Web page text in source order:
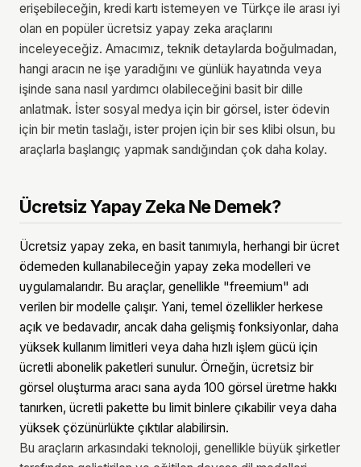
erişebileceğin, kredi kartı istemeyen ve Türkçe ile arası iyi
olan en popüler ücretsiz yapay zeka araçlarını
inceleyeceğiz. Amacımız, teknik detaylarda boğulmadan,
hangi aracın ne işe yaradığını ve günlük hayatında veya
işinde sana nasıl yardımcı olabileceğini basit bir dille
anlatmak. İster sosyal medya için bir görsel, ister ödevin
için bir metin taslağı, ister projen için bir ses klibi olsun, bu
araçlarla başlangıç yapmak sandığından çok daha kolay.
Ücretsiz Yapay Zeka Ne Demek?
Ücretsiz yapay zeka, en basit tanımıyla, herhangi bir ücret
ödemeden kullanabileceğin yapay zeka modelleri ve
uygulamalarıdır. Bu araçlar, genellikle "freemium" adı
verilen bir modelle çalışır. Yani, temel özellikler herkese
açık ve bedavadır, ancak daha gelişmiş fonksiyonlar, daha
yüksek kullanım limitleri veya daha hızlı işlem gücü için
ücretli abonelik paketleri sunulur. Örneğin, ücretsiz bir
görsel oluşturma aracı sana ayda 100 görsel üretme hakkı
tanırken, ücretli pakette bu limit binlere çıkabilir veya daha
yüksek çözünürlükte çıktılar alabilirsin.
Bu araçların arkasındaki teknoloji, genellikle büyük şirketler